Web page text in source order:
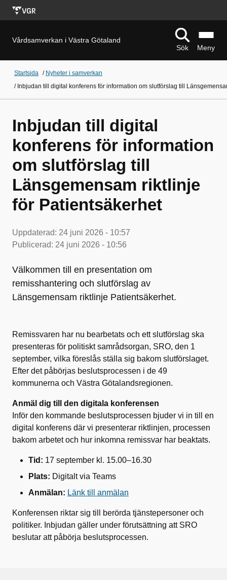
Vårdsamverkan i Västra Götaland
Sök
Meny
Startsida / Nyheter i samverkan
/ Inbjudan till digital konferens för information om slutförslag till
Inbjudan till digital
konferens för information
om slutförslag till
Länsgemensam riktlinje
för Patientsäkerhet
Uppdaterad: 24 juni 2026 - 10:57
Publicerad: 24 juni 2026 - 10:56
Välkommen till en presentation om
remisshantering och slutförslag av
Länsgemensam riktlinje Patientsäkerhet.
Remissvaren har nu bearbetats och ett slutförslag ska
presenteras för politiskt samrådsorgan, SRO, den 1
september, vilka föreslås ställa sig bakom slutförslaget.
Efter det påbörjas beslutsprocessen i de 49
kommunerna och Västra Götalandsregionen.
Anmäl dig till den digitala konferensen
Inför den kommande beslutsprocessen bjuder vi in till en
digital konferens där vi presenterar riktlinjen, processen
bakom arbetet och hur inkomna remissvar har beaktats.
Tid: 17 september kl. 15.00–16.30
Plats: Digitalt via Teams
Anmälan: Länk till anmälan
Konferensen riktar sig till berörda tjänstepersoner och
politiker. Inbjudan gäller under förutsättning att SRO
beslutar att påbörja beslutsprocessen.